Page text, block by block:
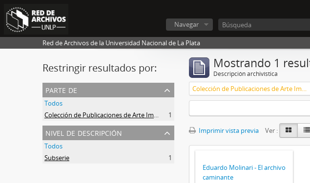
Navegar
Red de Archivos de la Universidad Nacional de La Plata
Restringir resultados por:
parte de
Todos
Colección de Publicaciones de Arte Impreso
1
nivel de descripción
Todos
Subserie
1
Mostrando 1
Descripción archivística
Colección de Publicaciones de Arte Impreso
Imprimir vista previa Ver :
Eduardo Molinari - El archivo
caminante